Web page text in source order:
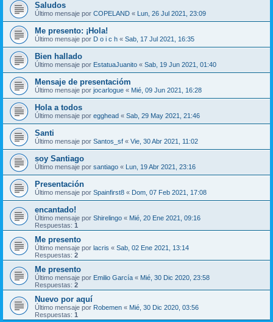
Saludos
Último mensaje por COPELAND « Lun, 26 Jul 2021, 23:09
Me presento: ¡Hola!
Último mensaje por D o i c h « Sab, 17 Jul 2021, 16:35
Bien hallado
Último mensaje por EstatuaJuanito « Sab, 19 Jun 2021, 01:40
Mensaje de presentacióm
Último mensaje por jocarlogue « Mié, 09 Jun 2021, 16:28
Hola a todos
Último mensaje por egghead « Sab, 29 May 2021, 21:46
Santi
Último mensaje por Santos_sf « Vie, 30 Abr 2021, 11:02
soy Santiago
Último mensaje por santiago « Lun, 19 Abr 2021, 23:16
Presentación
Último mensaje por Spainfirst8 « Dom, 07 Feb 2021, 17:08
encantado!
Último mensaje por Shirelingo « Mié, 20 Ene 2021, 09:16
Respuestas: 1
Me presento
Último mensaje por lacris « Sab, 02 Ene 2021, 13:14
Respuestas: 2
Me presento
Último mensaje por Emilio García « Mié, 30 Dic 2020, 23:58
Respuestas: 2
Nuevo por aquí
Último mensaje por Robemen « Mié, 30 Dic 2020, 03:56
Respuestas: 1